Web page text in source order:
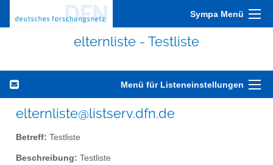
Sympa Menü
elternliste - Testliste
Menü für Listeneinstellungen
elternliste@listserv.dfn.de
Betreff: Testliste
Beschreibung: Testliste